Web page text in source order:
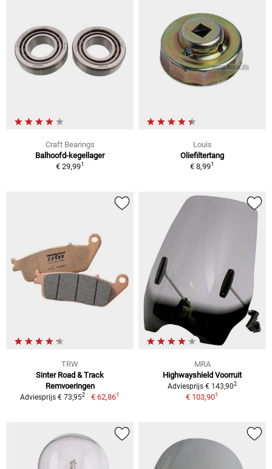
Craft Bearings
Balhoofd-kegellager
€ 29,991
Louis
Oliefiltertang
€ 8,991
TRW
Sinter Road & Track
Remvoeringen
Adviesprijs € 73,952 € 62,861
MRA
Highwayshield Voorruit
Adviesprijs € 143,902
€ 103,901